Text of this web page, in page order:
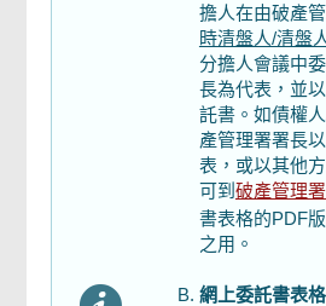
擔人在由破產
時清盤人/清盤
分擔人會議中
長為代表，並
託書。如債權
產管理署署長
表，或以其他
可到 破產管理
書表格的PDF
之用。
網上委託書表